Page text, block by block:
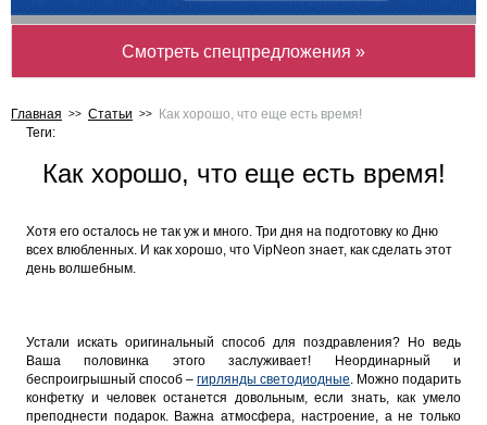
Смотреть спецпредложения »
Главная Статьи
Как хорошо, что еще есть время!
Теги:
Как хорошо, что еще есть время!
Хотя его осталось не так уж и много. Три дня на подготовку ко Дню
всех влюбленных. И как хорошо, что VipNeon знает, как сделать этот
день волшебным.
Устали искать оригинальный способ для поздравления? Но ведь
Ваша половинка этого заслуживает! Неординарный и
беспроигрышный способ – гирлянды светодиодные. Можно подарить
конфетку и человек останется довольным, если знать, как умело
преподнести подарок. Важна атмосфера, настроение, а не только